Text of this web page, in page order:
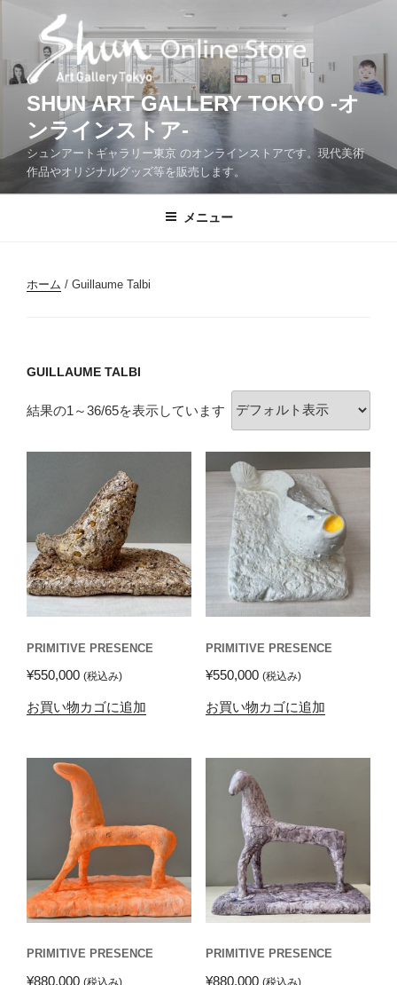
キ
SHUN ART GALLERY TOKYO -オ
ンラインストア-
シュンアートギャラリー東京 のオンラインストアです。現代美術
作品やオリジナルグッズ等を販売します。
メニュー
ホーム / Guillaume Talbi
GUILLAUME TALBI
結果の1～36/65を表示しています
PRIMITIVE PRESENCE
¥550,000 (税込み)
お買い物カゴに追加
PRIMITIVE PRESENCE
¥550,000 (税込み)
お買い物カゴに追加
PRIMITIVE PRESENCE
¥880,000 (税込み)
PRIMITIVE PRESENCE
¥880,000 (税込み)